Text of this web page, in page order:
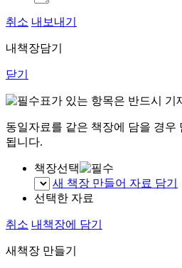
취소 내보내기
내책장담기
닫기
표가 있는 항목은 반드시 기
동일자료를 같은 책장에 담을 경우
됩니다.
책장선택
새 책장 만들어 자료 담기
선택한 자료
취소 내책장에 담기
새책장 만들기